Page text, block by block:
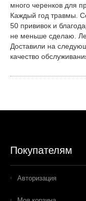
много черенков для
Каждый год травмы.
50 прививок и
не меньше сделаю.
Доставили на
качество
Покупателям
Авторизация